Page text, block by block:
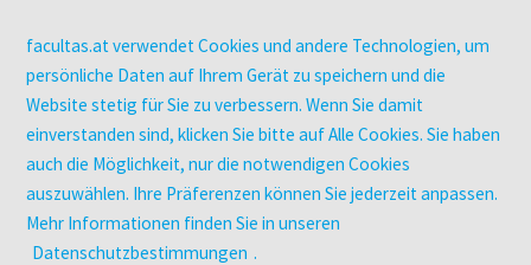
Zeitschriften
Digitale Angebote
UNTERNEHMEN
Über facultas
facultas Kooperationen
Arbeiten bei facultas
facultas.at verwendet Cookies und andere Technologien, um
persönliche Daten auf Ihrem Gerät zu speichern und die
Website stetig für Sie zu verbessern. Wenn Sie damit
einverstanden sind, klicken Sie bitte auf Alle Cookies. Sie haben
auch die Möglichkeit, nur die notwendigen Cookies
auszuwählen. Ihre Präferenzen können Sie jederzeit anpassen.
Mehr Informationen finden Sie in unseren
Datenschutzbestimmungen .